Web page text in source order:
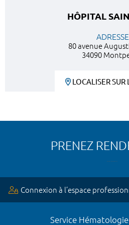
HÔPITAL
ADRESSE
80 avenue
34090
LOCALISER SUR
PRENEZ
Connexion à l’espace
Service